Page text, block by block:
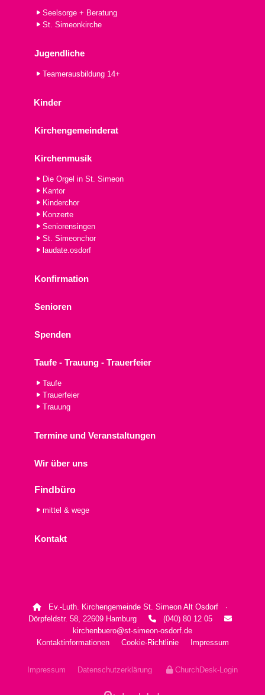
Seelsorge + Beratung
St. Simeonkirche
Jugendliche
Teamerausbildung 14+
Kinder
Kirchengemeinderat
Kirchenmusik
Die Orgel in St. Simeon
Kantor
Kinderchor
Konzerte
Seniorensingen
St. Simeonchor
laudate.osdorf
Konfirmation
Senioren
Spenden
Taufe - Trauung - Trauerfeier
Taufe
Trauerfeier
Trauung
Termine und Veranstaltungen
Wir über uns
Findbüro
mittel & wege
Kontakt
 Ev.-Luth. Kirchengemeinde St. Simeon Alt Osdorf ·
Dörpfeldstr. 58, 22609 Hamburg  (040) 80 12 05 
kirchenbuero@st-simeon-osdorf.de
Kontaktinformationen
Cookie-Richtlinie Impressum
Impressum Datenschutzerklärung ChurchDesk-Login